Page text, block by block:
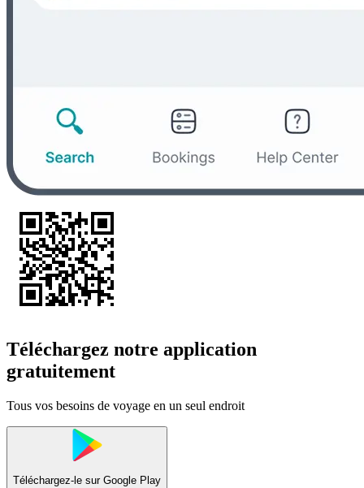
Téléchargez notre application
gratuitement
Tous vos besoins de voyage en un seul endroit
Téléchargez-le sur Google Play